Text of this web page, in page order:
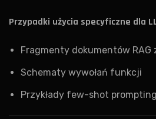
Przypadki użycia specyficzne dla
Fragmenty dokumentów RAG
Schematy wywołań funkcji
Przykłady few-shot prompting